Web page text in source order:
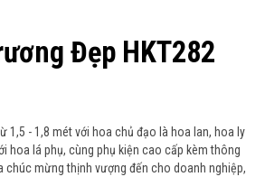
Đẹp HKT282
1,5 - 1,8 mét với hoa chủ đạo là hoa lan, hoa ly
hoa lá phụ, cùng phụ kiện cao cấp kèm thông
chúc mừng thịnh vượng đến cho doanh nghiệp,